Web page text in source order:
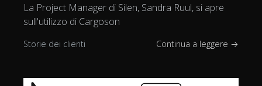
La Project Manager di Silen, Sandra Ruul, si apre
sull'utilizzo di Cargoson
Storie dei clienti Continua a leggere →